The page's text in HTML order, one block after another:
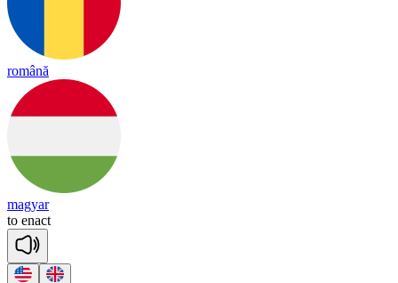
română
magyar
to enact